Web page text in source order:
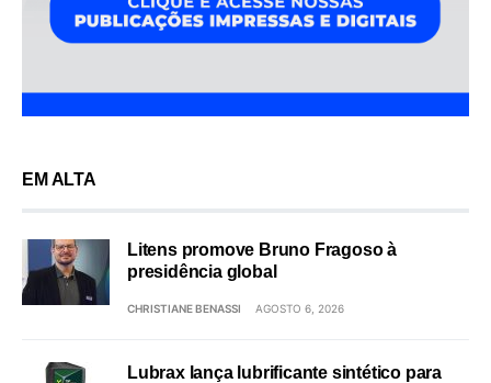
EM ALTA
Litens promove Bruno Fragoso à
presidência global
CHRISTIANE BENASSI AGOSTO 6, 2026
Lubrax lança lubrificante sintético para